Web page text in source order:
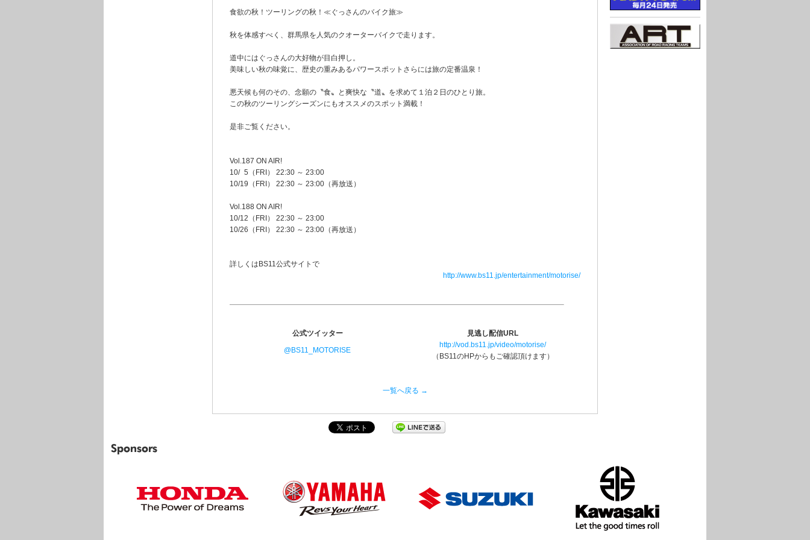
食欲の秋！ツーリングの秋！≪ぐっさんのバイク旅≫
秋を体感すべく、群馬県を人気のクオーターバイクで走ります。
道中にはぐっさんの大好物が目白押し。
美味しい秋の味覚に、歴史の重みあるパワースポットさらには旅の定番温泉！
悪天候も何のその、念願の〝食〟と爽快な〝道〟を求めて１泊２日のひとり旅。
この秋のツーリングシーズンにもオススメのスポット満載！
是非ご覧ください。
Vol.187 ON AIR!
10/0 5（FRI） 22:30 ～ 23:00
10/19（FRI） 22:30 ～ 23:00（再放送）
Vol.188 ON AIR!
10/12（FRI） 22:30 ～ 23:00
10/26（FRI） 22:30 ～ 23:00（再放送）
詳しくはBS11公式サイトで
http://www.bs11.jp/entertainment/motorise/
公式ツイッター
見逃し配信URL
@BS11_MOTORISE
http://vod.bs11.jp/video/motorise/
（BS11のHPからもご確認頂けます）
一覧へ戻る →